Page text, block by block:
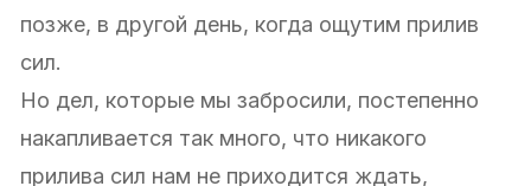
позже, в другой день, когда ощутим прилив
сил.
Но дел, которые мы забросили, постепенно
накапливается так много, что никакого
прилива сил нам не приходится ждать,